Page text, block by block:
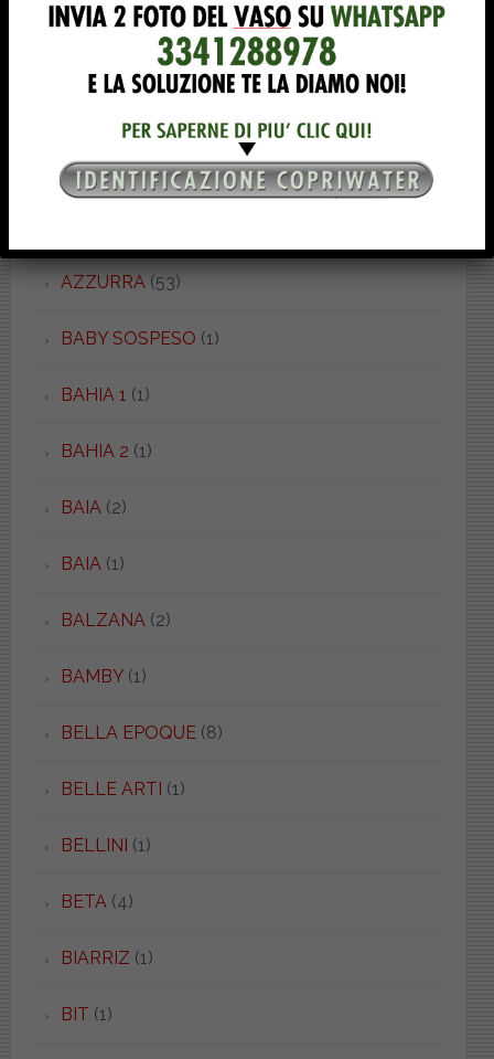
AXA 2(4)
AZZURRA(53)
BABY SOSPESO (1)
BAHIA 1 (1)
BAHIA 2 (1)
BAIA(2)
BAIA(1)
BALZANA(2)
BAMBY(1)
BELLA EPOQUE(8)
BELLE ARTI (1)
BELLINI (1)
BETA(4)
BIARRIZ (1)
BIT (1)